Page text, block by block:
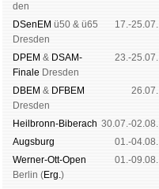
den
DSenEM ü50 & ü65
Dres­den
17.-25.07.
DPEM & DSAM-
Finale Dres­den
23.-25.07.
DBEM & DFBEM
Dres­den
26.07.
Heil­bronn-Bi­ber­ach 30.07.-02.08.
Augs­burg
01.-04.08.
Werner-Ott-Open
Ber­lin (Erg.)
01.-09.08.